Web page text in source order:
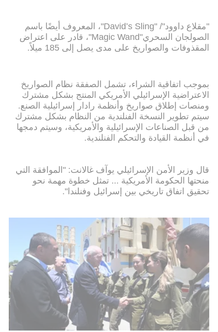
"مقلاع داوود"/ "David’s Sling"، المعروف أيضًا باسم
الصولجان السحري"Magic Wand"، قادر على اعتراض
المقذوفات والصواريخ على مدى يصل إلى 185 ميلاً.
بموجب اتفاقية الشراء، تشمل الصفقة نظام الصواريخ
الاعتراضية الإسرائيلي الأمريكي المنتج بشكل مشترك
ومنصات إطلاق صواريخ وأنظمة رادار إسرائيلية الصنع.
سيتم تطوير النسخة الفنلندية من النظام بشكل مشترك
من قبل الصناعات الإسرائيلية والأمريكية، وسيتم دمجها
في أنظمة القيادة والتحكم الفنلندية.
قال وزير الأمن الإسرائيلي يوآف غالانت: "الموافقة التي
منحتها الحكومة الأمريكية ... تمثل خطوة مهمة نحو
تحقيق اتفاق تاريخي بين إسرائيل وفنلندا".